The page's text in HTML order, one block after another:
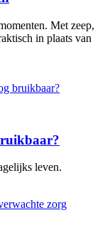
Met zeep,
in plaats van
leven.